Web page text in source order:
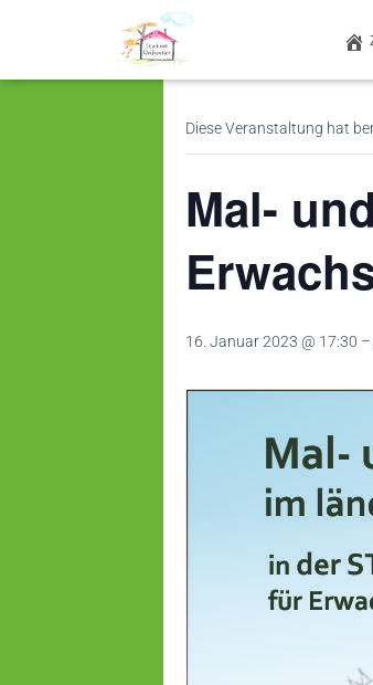
« Alle Veranstaltungen
Diese Veranstaltung hat
Mal-
16. Januar 2023 @ 17:30 –